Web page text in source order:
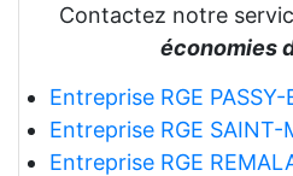
Contactez notre
économies
Entreprise RGE PASSY-
Entreprise RGE
Entreprise RGE